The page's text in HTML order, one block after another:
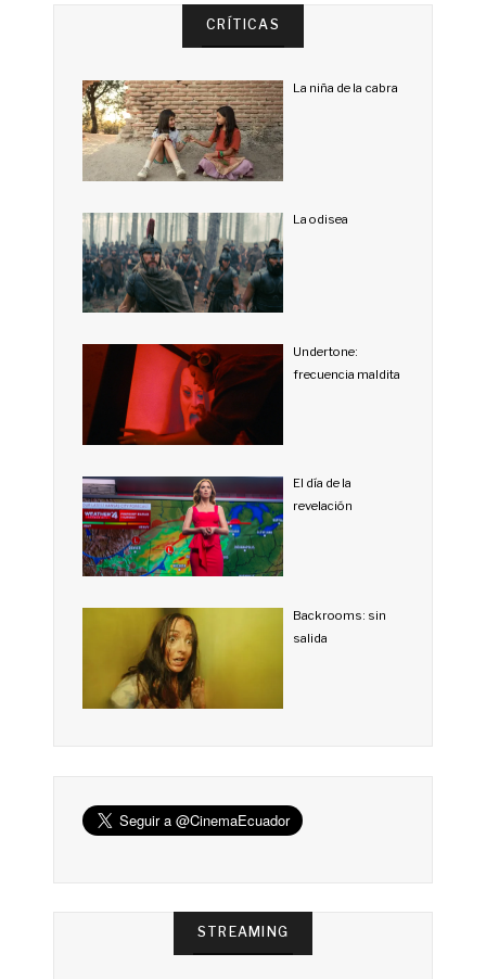
CRÍTICAS
La niña de la cabra
La odisea
Undertone:
frecuencia maldita
El día de la
revelación
Backrooms: sin
salida
STREAMING